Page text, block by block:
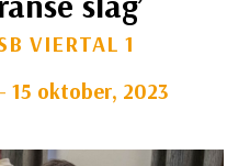
VIERTAL 1
15 oktober, 2023